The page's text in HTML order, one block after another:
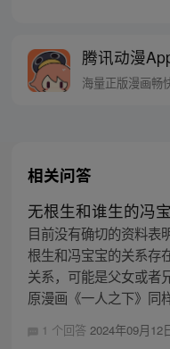
密，张楚
同踏上“异
腾讯动漫
海量正版漫画畅
相关问答
无根生和谁生的冯
目前没有确切的资料表
根生和冯宝宝的关系存
关系，可能是父女或者
原漫画《一人之下》同
1 个回答 2024年09月12